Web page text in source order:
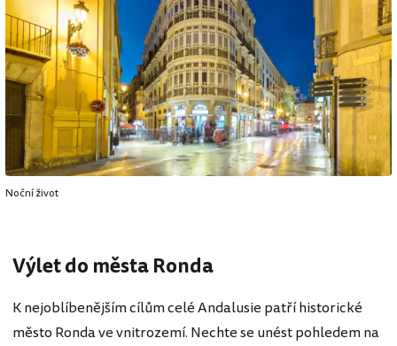
Noční život
Výlet do města Ronda
K nejoblíbenějším cílům celé Andalusie patří historické
město Ronda ve vnitrozemí. Nechte se unést pohledem na